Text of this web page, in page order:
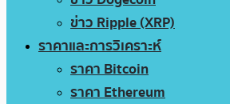
ข่าว Ripple (XRP)
ราคาและการวิเคราะห์
ราคา Bitcoin
ราคา Ethereum